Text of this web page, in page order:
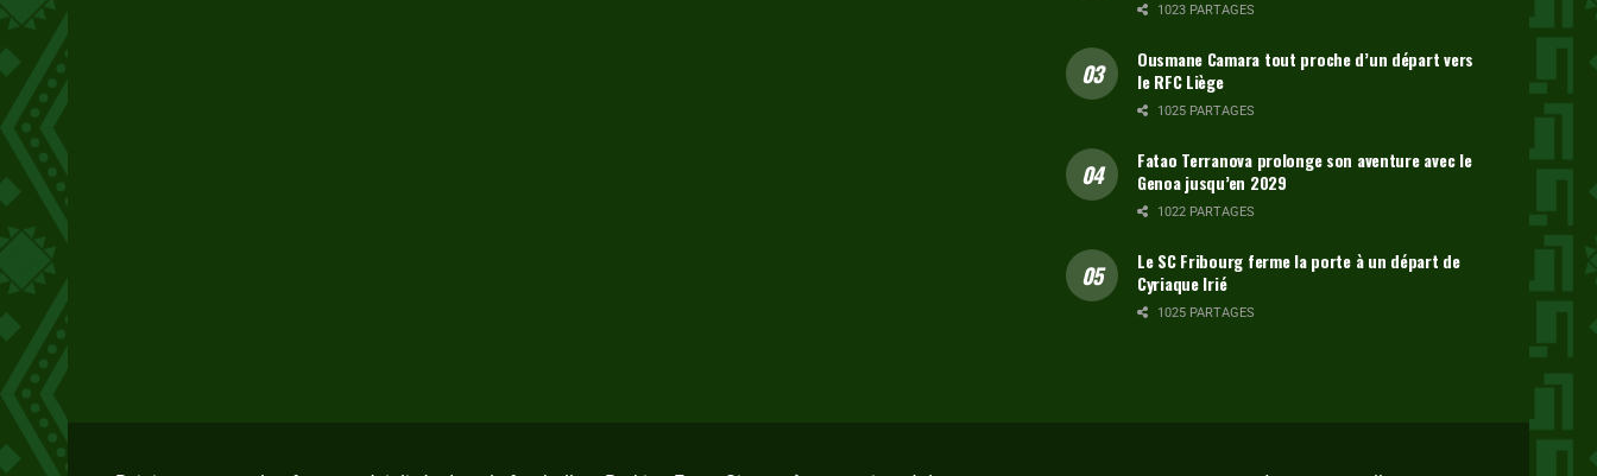
1023 PARTAGES
Ousmane Camara tout proche d’un départ vers
le RFC Liège
1025 PARTAGES
Fatao Terranova prolonge son aventure avec le
Genoa jusqu’en 2029
1022 PARTAGES
Le SC Fribourg ferme la porte à un départ de
Cyriaque Irié
1025 PARTAGES